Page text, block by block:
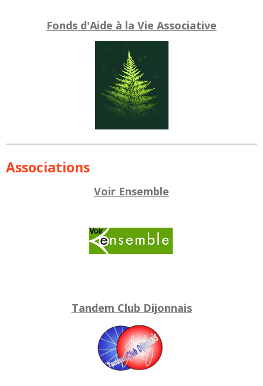
Fonds d'Aide à la Vie Associative
Associations
Voir Ensemble
Tandem Club Dijonnais